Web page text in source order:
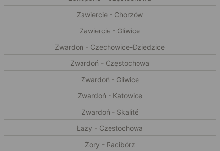
Zawiercie - Chorzów
Zawiercie - Gliwice
Zwardoń - Czechowice-Dziedzice
Zwardoń - Częstochowa
Zwardoń - Gliwice
Zwardoń - Katowice
Zwardoń - Skalité
Łazy - Częstochowa
Żory - Racibórz